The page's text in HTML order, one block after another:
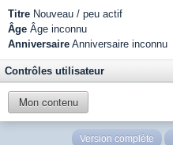
Titre Nouveau / peu actif
Âge Âge inconnu
Anniversaire Anniversaire inconnu
Contrôles utilisateur
Mon contenu
Version complète